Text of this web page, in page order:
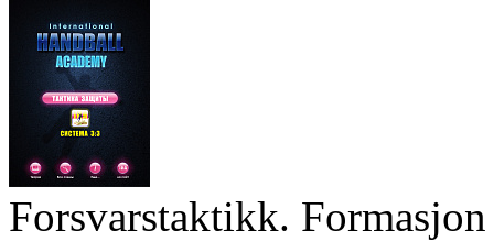
Forsvarstaktikk.